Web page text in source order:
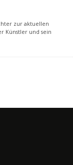
zur aktuellen
Künstler und sein